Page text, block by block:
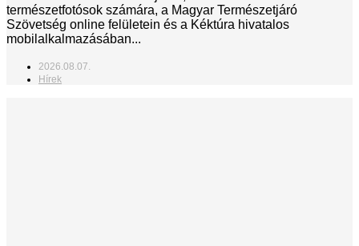
természetfotósok számára, a Magyar Természetjáró
Szövetség online felületein és a Kéktúra hivatalos
mobilalkalmazásában...
2026.08.07.
Hírek